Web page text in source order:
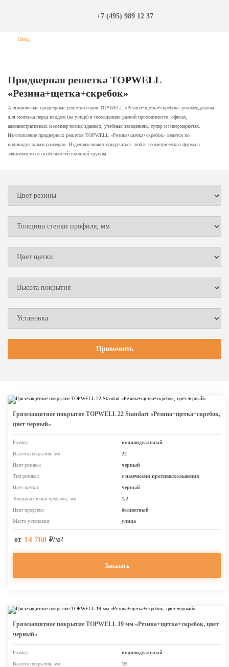
+7 (495) 989 12 37
Назад
Придверная решетка TOPWELL
«Резина+щетка+скребок»
Алюминиевые придверные решетки серии TOPWELL «Резина+щетка+скребок» рекомендованы
для монтажа перед входом (на улице) в помещениях разной проходимости: офисах,
административных и коммерческих зданиях, учебных заведениях, супер и гипермаркетах.
Изготовление придверных решеток TOPWELL «Резина+щетка+скребок» ведется по
индивидуальным размерам. Изделиям может придаваться любая геометрическая форма в
зависимости от особенностей входной группы.
Грязезащитное покрытие TOPWELL 22 Standart «Резина+щетка+скребок,
цвет черный»
Размер:
индивидуальный
Высота покрытия, мм:
22
Цвет резины:
черный
Тип резины:
с насечками противоскольжения
Цвет щетки:
черный
Толщина стенки профиля, мм:
1,2
Цвет профиля:
бесцветный
Место установки:
улица
от 14 760 ₽/м2
Заказать
Грязезащитное покрытие TOPWELL 19 мм «Резина+щетка+скребок, цвет
черный»
Размер:
индивидуальный
Высота покрытия, мм:
19